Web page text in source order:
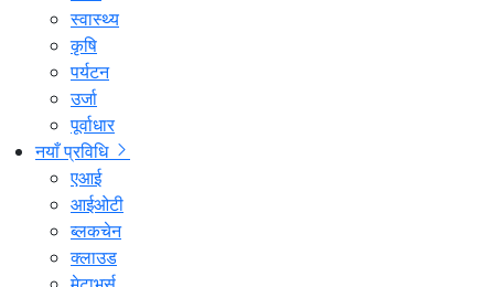
स्वास्थ्य
कृषि
पर्यटन
उर्जा
पूर्वाधार
नयाँ प्रविधि
एआई
आईओटी
ब्लकचेन
क्लाउड